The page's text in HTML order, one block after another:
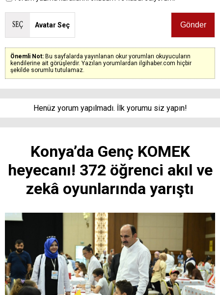
Avatar Seç
Önemli Not: Bu sayfalarda yayınlanan okur yorumları okuyucuların
kendilerine ait görüşlerdir. Yazılan yorumlardan ilgihaber.com hiçbir
şekilde sorumlu tutulamaz.
Henüz yorum yapılmadı. İlk yorumu siz yapın!
Konya’da Genç KOMEK
heyecanı! 372 öğrenci akıl ve
zekâ oyunlarında yarıştı